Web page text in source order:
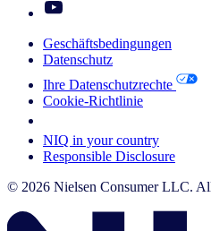
Geschäftsbedingungen
Datenschutz
Ihre Datenschutzrechte
Cookie-Richtlinie
NIQ in your country
Responsible Disclosure
© 2026 Nielsen Consumer LLC.